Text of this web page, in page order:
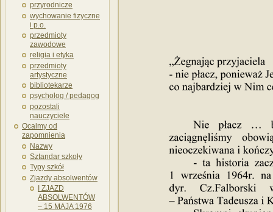
przyrodnicze
wychowanie fizyczne
i p.o.
przedmioty
zawodowe
religia i etyka
przedmioty
artystyczne
bibliotekarze
psycholog / pedagog
pozostali
nauczyciele
Ocalmy od
zapomnienia
Nazwy
Sztandar szkoły
Typy szkół
Zjazdy absolwentów
I ZJAZD
ABSOLWENTÓW
– 15 MAJA 1976